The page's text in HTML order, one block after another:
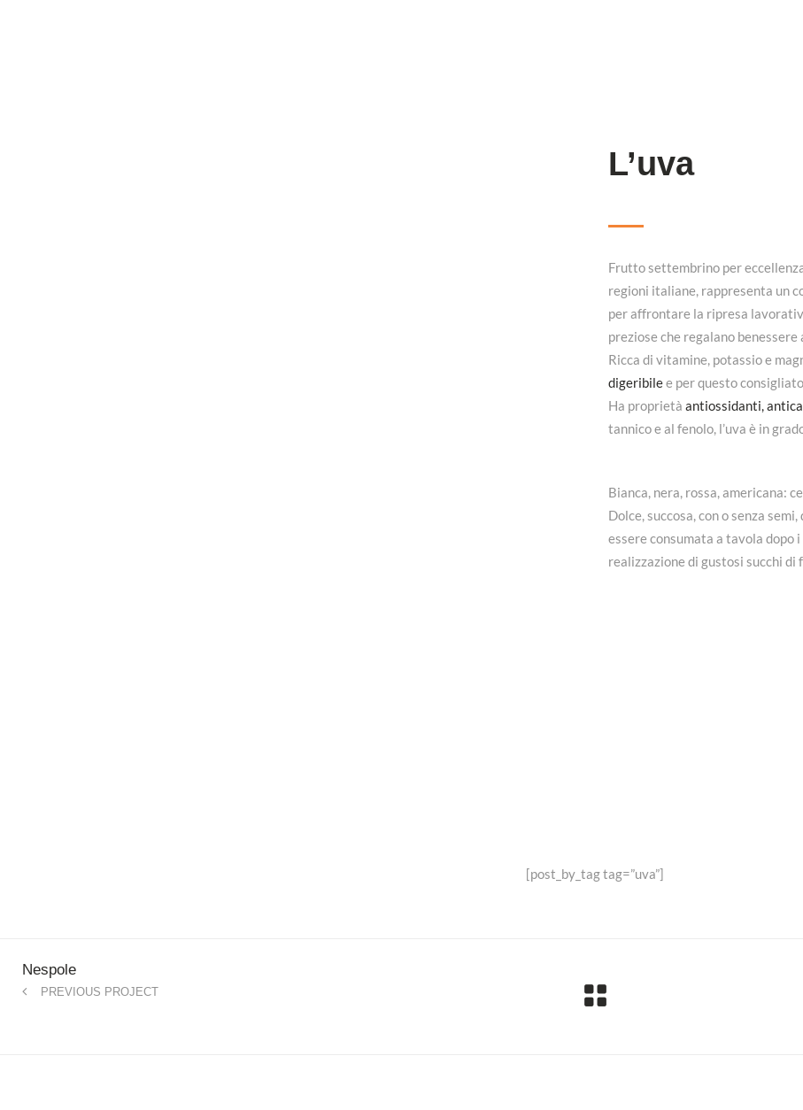
L’uva
Frutto settembrino per
regioni italiane, rappresenta un
per affrontare la ripresa
preziose che regalano
Ricca di vitamine, potassio e
digeribilee per questo
Ha proprietà antiossidanti,
tannico e al fenolo, l’uva è in
Bianca, nera, rossa, americana:
Dolce, succosa, con o senza
essere consumata a tavola dopo
realizzazione di gustosi succhi di
[post_by_tag tag=”uva”]
Nespole
PREVIOUS PROJECT